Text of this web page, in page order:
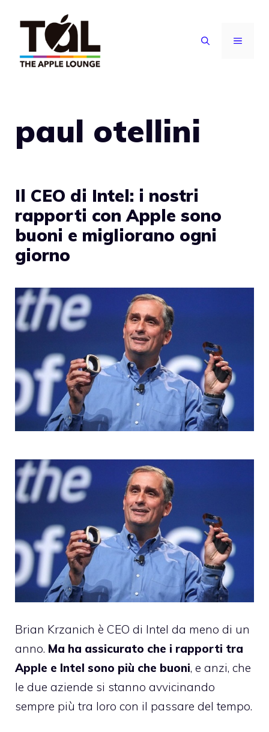
contenuto
MENU
paul otellini
Il CEO di Intel: i nostri
rapporti con Apple sono
buoni e migliorano ogni
giorno
Brian Krzanich è CEO di Intel da meno di un
anno. Ma ha assicurato che i rapporti tra
Apple e Intel sono più che buoni, e anzi, che
le due aziende si stanno avvicinando
sempre più tra loro con il passare del tempo.